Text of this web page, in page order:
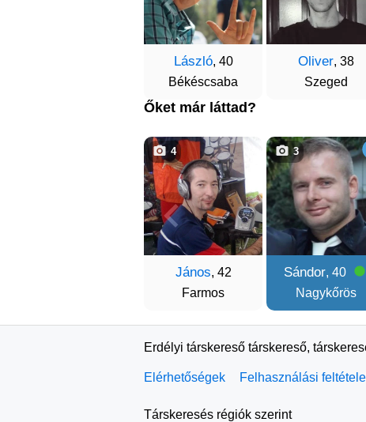
László, 40
Békéscsaba
Oliver, 38
Szeged
Őket már láttad?
János, 42
Farmos
4
Sándor, 40
Nagykőrös
3
Erdélyi társkereső társkereső,
Elérhetőségek Felhasználási
Társkeresés régiók szerint